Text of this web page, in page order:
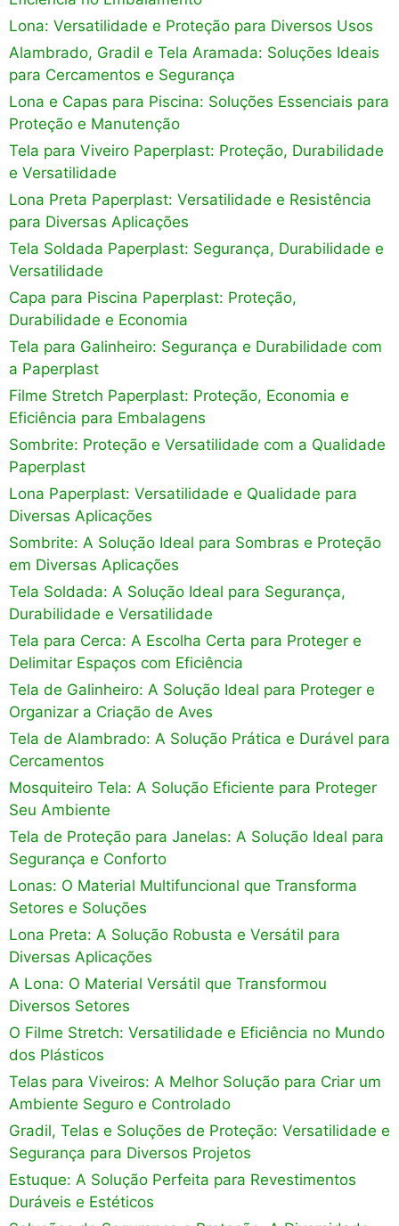
Lona: Versatilidade e Proteção para Diversos Usos
Alambrado, Gradil e Tela Aramada: Soluções Ideais
para Cercamentos e Segurança
Lona e Capas para Piscina: Soluções Essenciais para
Proteção e Manutenção
Tela para Viveiro Paperplast: Proteção, Durabilidade
e Versatilidade
Lona Preta Paperplast: Versatilidade e Resistência
para Diversas Aplicações
Tela Soldada Paperplast: Segurança, Durabilidade e
Versatilidade
Capa para Piscina Paperplast: Proteção,
Durabilidade e Economia
Tela para Galinheiro: Segurança e Durabilidade com
a Paperplast
Filme Stretch Paperplast: Proteção, Economia e
Eficiência para Embalagens
Sombrite: Proteção e Versatilidade com a Qualidade
Paperplast
Lona Paperplast: Versatilidade e Qualidade para
Diversas Aplicações
Sombrite: A Solução Ideal para Sombras e Proteção
em Diversas Aplicações
Tela Soldada: A Solução Ideal para Segurança,
Durabilidade e Versatilidade
Tela para Cerca: A Escolha Certa para Proteger e
Delimitar Espaços com Eficiência
Tela de Galinheiro: A Solução Ideal para Proteger e
Organizar a Criação de Aves
Tela de Alambrado: A Solução Prática e Durável para
Cercamentos
Mosquiteiro Tela: A Solução Eficiente para Proteger
Seu Ambiente
Tela de Proteção para Janelas: A Solução Ideal para
Segurança e Conforto
Lonas: O Material Multifuncional que Transforma
Setores e Soluções
Lona Preta: A Solução Robusta e Versátil para
Diversas Aplicações
A Lona: O Material Versátil que Transformou
Diversos Setores
O Filme Stretch: Versatilidade e Eficiência no Mundo
dos Plásticos
Telas para Viveiros: A Melhor Solução para Criar um
Ambiente Seguro e Controlado
Gradil, Telas e Soluções de Proteção: Versatilidade e
Segurança para Diversos Projetos
Estuque: A Solução Perfeita para Revestimentos
Duráveis e Estéticos